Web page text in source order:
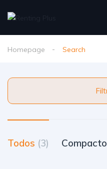
Homepage Search
Todos (3) Compacto